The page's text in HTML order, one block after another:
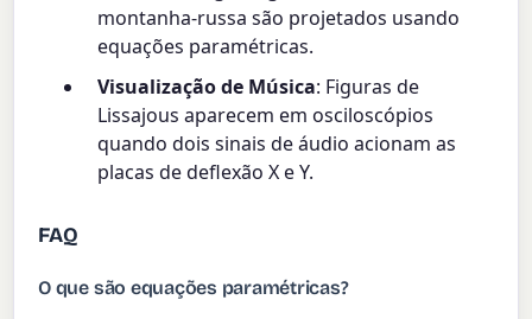
montanha-russa são projetados usando
equações paramétricas.
Visualização de Música: Figuras de
Lissajous aparecem em osciloscópios
quando dois sinais de áudio acionam as
placas de deflexão X e Y.
FAQ
O que são equações paramétricas?